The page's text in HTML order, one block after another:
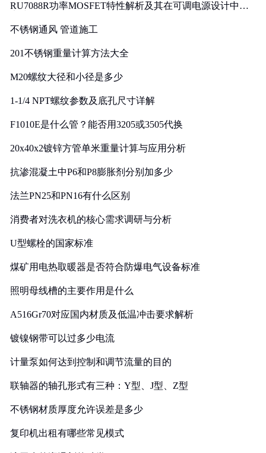
RU7088R功率MOSFET特性解析及其在可调电源设计中的
不锈钢通风 管道施工
201不锈钢重量计算方法大全
M20螺纹大径和小径是多少
1-1/4 NPT螺纹参数及底孔尺寸详解
F1010E是什么管？能否用3205或3505代换
20x40x2镀锌方管单米重量计算与应用分析
抗渗混凝土中P6和P8膨胀剂分别加多少
法兰PN25和PN16有什么区别
消费者对洗衣机的核心需求调研与分析
U型螺栓的国家标准
煤矿用电热取暖器是否符合防爆电气设备标准
照明母线槽的主要作用是什么
A516Gr70对应国内材质及低温冲击要求解析
镀镍钢带可以过多少电流
计量泵如何达到控制和调节流量的目的
联轴器的轴孔形式有三种：Y型、J型、Z型
不锈钢材质厚度允许误差是多少
复印机出租有哪些常见模式